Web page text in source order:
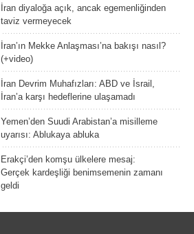
İran diyaloğa açık, ancak egemenliğinden
taviz vermeyecek
İran’ın Mekke Anlaşması’na bakışı nasıl?
(+video)
İran Devrim Muhafızları: ABD ve İsrail,
İran’a karşı hedeflerine ulaşamadı
Yemen’den Suudi Arabistan’a misilleme
uyarısı: Ablukaya abluka
Erakçi’den komşu ülkelere mesaj:
Gerçek kardeşliği benimsemenin zamanı
geldi